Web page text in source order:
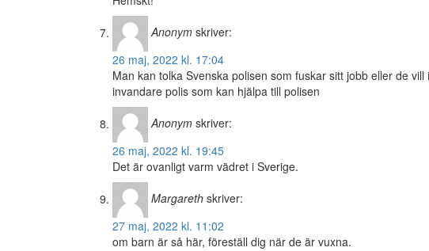
Anonym skriver:
26 maj, 2022 kl. 17:04
Man kan tolka Svenska polisen som fuskar sitt jobb eller de
invandare polis som kan hjälpa till polisen
Anonym skriver:
26 maj, 2022 kl. 19:45
Det är ovanligt varm vädret i Sverige.
Margareth skriver:
27 maj, 2022 kl. 11:02
om barn är så här, föreställ dig när de är vuxna.